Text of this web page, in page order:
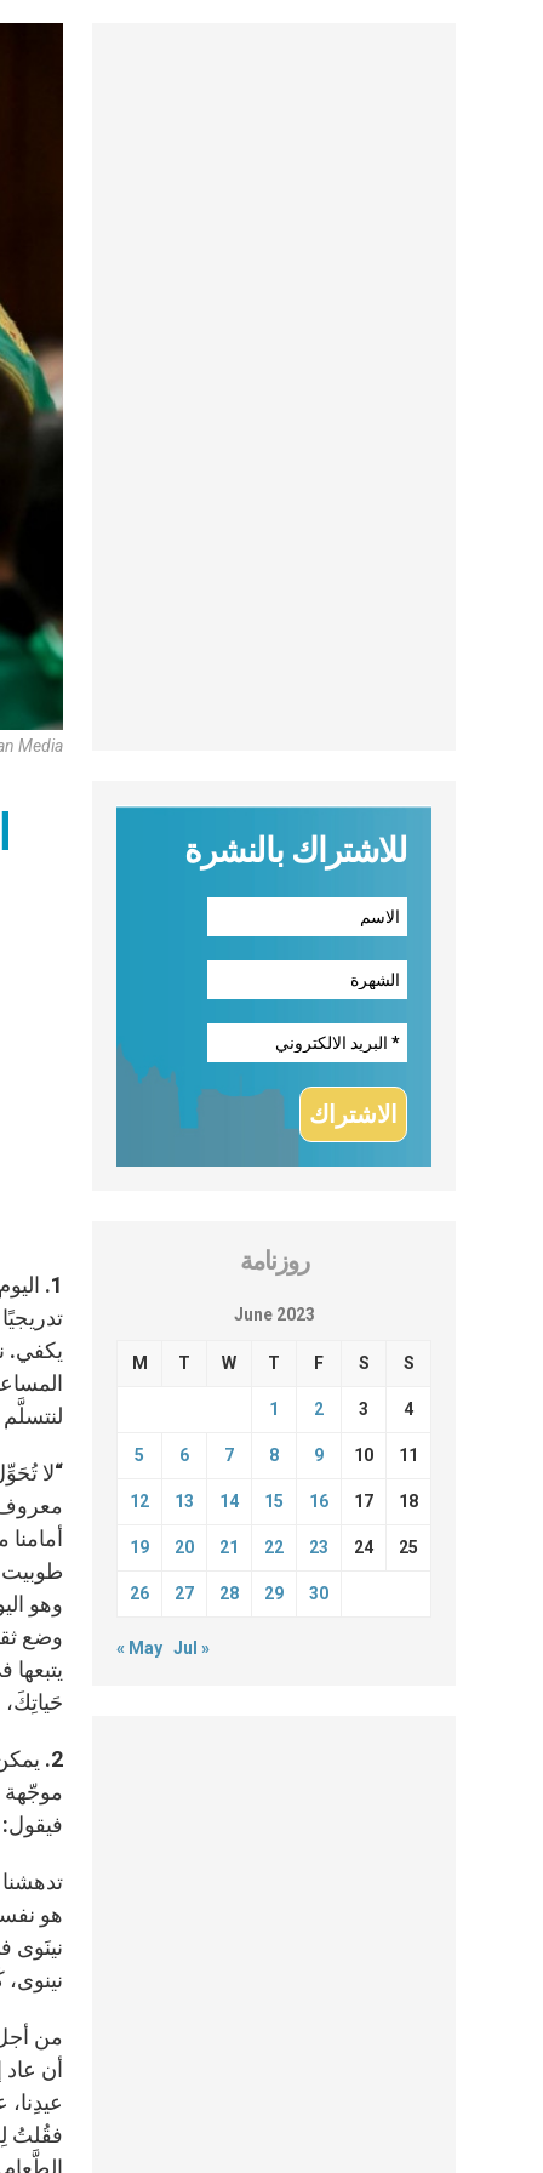
Media
1.
يكفي.
معروف
طوبيت
وهو
وضع
حَياتِكَ،
2.
موجّهة
فيقول:
هو
نينَوى
نينوى،
من أجل
أن
فقُلتُ
للاشتراك بالنشرة
روزنامة
June 2023
M T W T F S S
1 2 3 4
5 6 7 8 9 10 11
12 13 14 15 16 17 18
19 20 21 22 23 24 25
26 27 28 29 30
« May Jul »